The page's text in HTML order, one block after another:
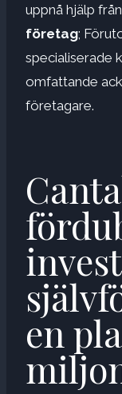
uppnå hjälp från
företag;
specialiserade
omfattande
företagare.
en